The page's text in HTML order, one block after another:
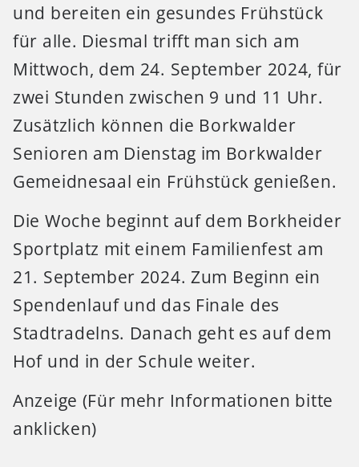
und bereiten ein gesundes Frühstück
für alle. Diesmal trifft man sich am
Mittwoch, dem 24. September 2024, für
zwei Stunden zwischen 9 und 11 Uhr.
Zusätzlich können die Borkwalder
Senioren am Dienstag im Borkwalder
Gemeidnesaal ein Frühstück genießen.
Die Woche beginnt auf dem Borkheider
Sportplatz mit einem Familienfest am
21. September 2024. Zum Beginn ein
Spendenlauf und das Finale des
Stadtradelns. Danach geht es auf dem
Hof und in der Schule weiter.
Anzeige (Für mehr Informationen bitte
anklicken)